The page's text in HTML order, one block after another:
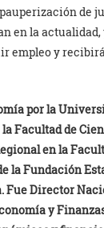
de
en la actualidad,
empleo y
por la
Facultad de
en la
la Fundación
Fue Director
y